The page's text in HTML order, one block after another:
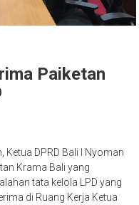
Paiketan
DPRD Bali I Nyoman
Krama Bali yang
tata kelola LPD yang
di Ruang Kerja Ketua